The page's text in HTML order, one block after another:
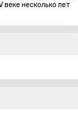
несколько лет